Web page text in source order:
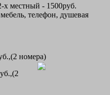
х местный - 1500руб.
телефон, душевая
номера)